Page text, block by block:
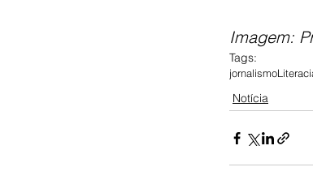
Imagem:
Tags:
jornalismo
Notícia